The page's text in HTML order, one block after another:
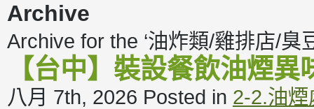
Archive
Archive for the ‘油炸類/雞排店/臭
【台中】裝設餐飲油煙
八月 7th, 2026 Posted in 2-2.油